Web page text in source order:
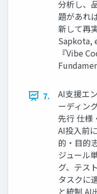
分析し、
題があれ
新して再
Sapkota,
『Vibe
7.
AI支援エ
ーディン
先行 仕様
AI投入前
的・目的
ジュール
グ、テス
タスクに